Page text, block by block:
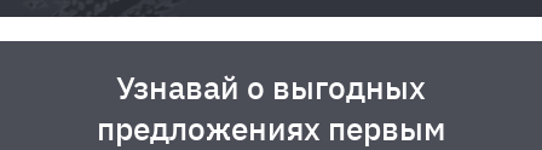
Узнавай о выгодных
предложениях первым